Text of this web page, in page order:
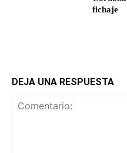
fichaje
DEJA UNA RESPUESTA